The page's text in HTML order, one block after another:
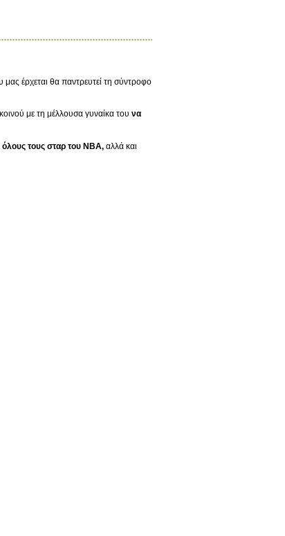
μας έρχεται θα παντρευτεί τη σύντροφο
με τη μέλλουσα γυναίκα του να
όλους τους σταρ του NBA, αλλά και